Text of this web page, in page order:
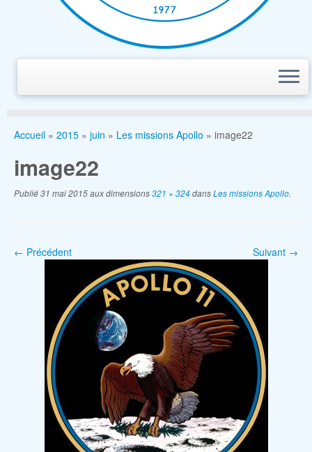
Accueil » 2015 » juin » Les missions Apollo » image22
image22
Publié31 mai 2015aux dimensions321 × 324dansLes missions Apollo.
← Précédent Suivant →